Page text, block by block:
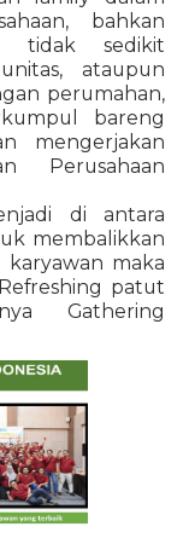
bahkan
tidak sedikit
ataupun
perumahan,
bareng
mengerjakan
Perusahaan
di antara
membalikkan
karyawan maka
patut
Gathering